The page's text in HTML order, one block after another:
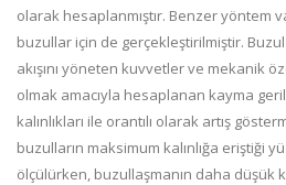
olarak hesaplanmıştır. Benzer yöntem
buzullar için de gerçekleştirilmiştir.
akışını yöneten kuvvetler ve mekanik
olmak amacıyla hesaplanan kayma
kalınlıkları ile orantılı olarak artış
buzulların maksimum kalınlığa eriştiği
ölçülürken, buzullaşmanın daha düşük